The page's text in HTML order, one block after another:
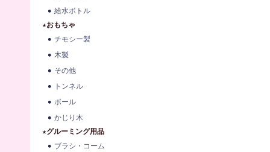
給水ボトル
★おもちゃ
チモシー製
木製
その他
トンネル
ボール
かじり木
★グルーミング用品
ブラシ・コーム